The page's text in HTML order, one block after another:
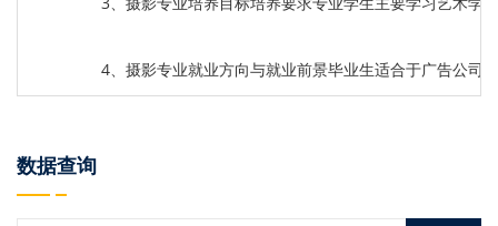
4、摄影专业就业方向与就业前景毕业生适合于广告公司
数据查询